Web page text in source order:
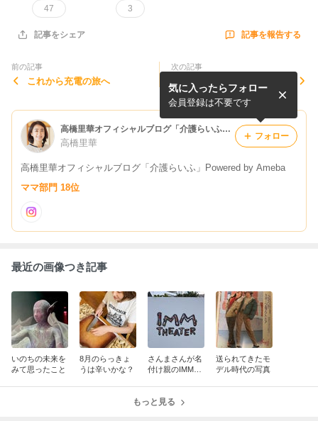
47 3
記事をシェア 記事を報告する
前の記事
これから充電の旅へ
次の記事
高橋里華オフィシャルブログ「介護らいふ」Powered by Ameba
高橋里華
高橋里華オフィシャルブログ「介護らいふ」Powered by Ameba
気に入ったらフォロー
会員登録は不要です
フォロー
ママ部門 18位
最近の画像つき記事
いのちの未来を
みて思ったこと
8月のらっきょ
うは辛いかな？
さんまさんが名
付け親のIMMシ
送られてきたモ
デル時代の写真
もっと見る